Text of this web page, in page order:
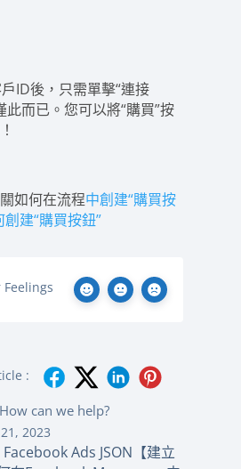
ID後，只需單擊“連接
此而已。您可以將“購買”按
如何在流程中創建“購買按
創建“購買按鈕”
:
can we help?
2023
Facebook Ads JSON 【建立